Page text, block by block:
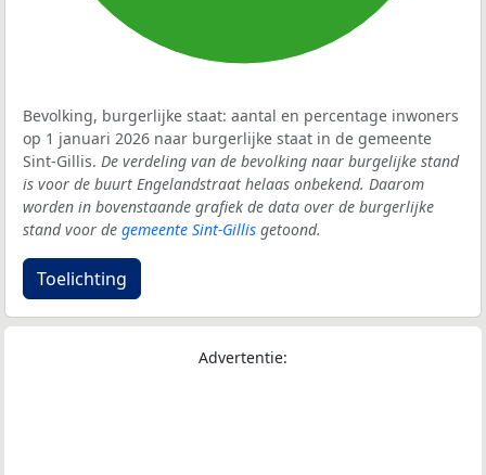
Bevolking, burgerlijke staat: aantal en percentage inwoners
op 1 januari 2026 naar burgerlijke staat in de gemeente
Sint-Gillis. De verdeling van de bevolking naar burgelijke stand
is voor de buurt Engelandstraat helaas onbekend. Daarom
worden in bovenstaande grafiek de data over de burgerlijke
stand voor de gemeente Sint-Gillis getoond.
Toelichting
Advertentie: